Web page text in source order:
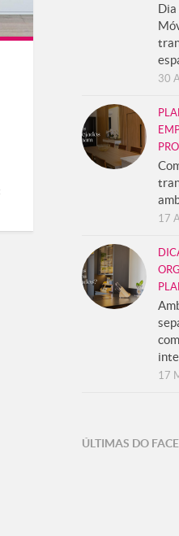
Dia
30
17
17
ÚLTIMAS DO